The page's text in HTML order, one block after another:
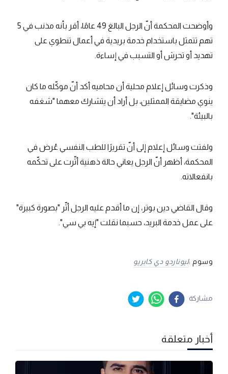
وأوضحت المحكمة أنّ الرجل البالغ 49 عامًا، أقر بأنه مذنب في 5
تهم تتمثل باستخدام خدمة بريدية في أعمال تنطوي على
تهديد أو تحرش أو التسبب في إساءة.
وذكرت وسائل إعلام محلية أن محاميه أكد أنّ موكّله ما كان
ينوي مضايقة الممثلين، بل أراد أن يتشارك معهما "شغفه
بالبيئة".
ولفتت وسائل إعلام إلى أنّ تقريرًا للطب النفسي عُرض في
المحكمة، أظهر أنّ الرجل يعاني حالة ذهنية أثّرت على تحكّمه
بانفعالاته.
وقال القاضي دين بوتر، إن ما أقدم عليه الرجل أثّر "بصورة كبيرة"
على عمل خدمة البريد، حسبما نقلت "إيه بي سي".
وسوم :ليوناردو دي كابريو
مشاركة
أخبار متعلقة